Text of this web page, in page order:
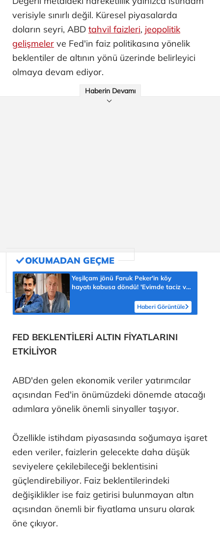
verisiyle sınırlı değil. Küresel piyasalarda
doların seyri, ABD tahvil faizleri, jeopolitik
gelişmeler ve Fed'in faiz politikasına yönelik
beklentiler de altının yönü üzerinde belirleyici
olmaya devam ediyor.
Haberin Devamı
Yeşilçam jönü Faruk Peker'in köy
hayatı kabusa döndü! 'Evimde taciz ve
Haberi Görüntüle
FED BEKLENTİLERİ ALTIN FİYATLARINI
ETKİLİYOR
ABD'den gelen ekonomik veriler yatırımcılar
açısından Fed'in önümüzdeki dönemde atacağı
adımlara yönelik önemli sinyaller taşıyor.
Özellikle istihdam piyasasında soğumaya işaret
eden veriler, faizlerin gelecekte daha düşük
seviyelere çekilebileceği beklentisini
güçlendirebiliyor. Faiz beklentilerindeki
değişiklikler ise faiz getirisi bulunmayan altın
açısından önemli bir fiyatlama unsuru olarak
öne çıkıyor.